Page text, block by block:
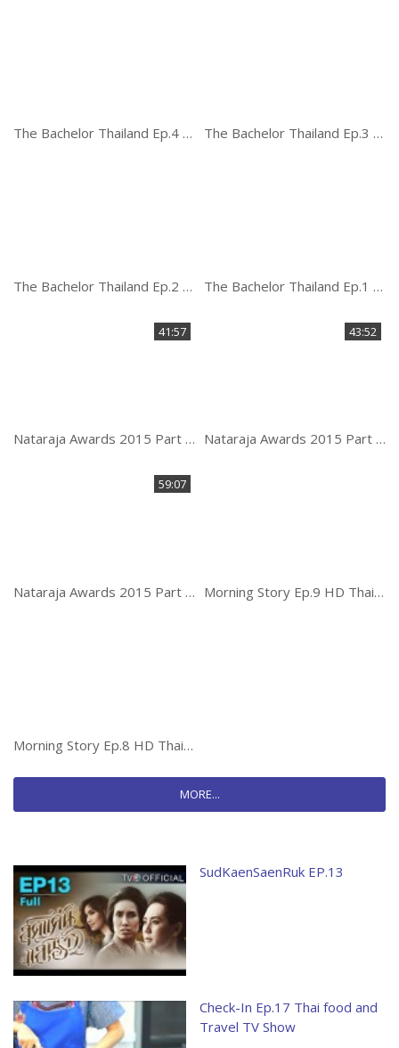
The Bachelor Thailand Ep.4 ศึกรักสละโสด The Bachelor Thailand Ep.3 ศึกรักสละโสด
The Bachelor Thailand Ep.2 ศึกรักสละโสด The Bachelor Thailand Ep.1 ศึกรักสละโสด
41:57
Nataraja Awards 2015 Part 3 of 3
43:52
Nataraja Awards 2015 Part 2 of 3
59:07
Nataraja Awards 2015 Part 1 of 3 Morning Story Ep.9 HD Thailand
Morning Story Ep.8 HD Thailand
MORE...
SudKaenSaenRuk EP.13
Check-In Ep.17 Thai food and
Travel TV Show